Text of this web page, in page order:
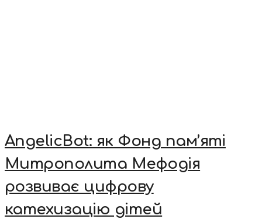
AngelicBot: як Фонд пам’яті
Митрополита Мефодія
розвиває цифрову
катехизацію дітей